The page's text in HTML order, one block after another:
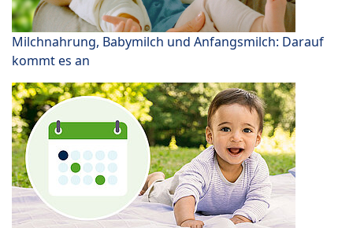
Milchnahrung, Babymilch und Anfangsmilch: Darauf
kommt es an